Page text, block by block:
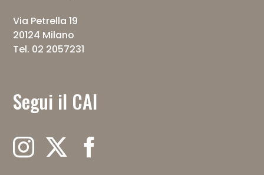
Via Petrella 19
20124 Milano
Tel. 02 2057231
Segui il CAI